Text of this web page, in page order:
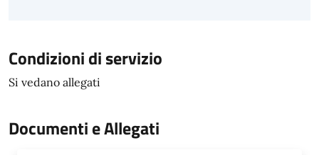
Condizioni di servizio
Si vedano allegati
Documenti e Allegati